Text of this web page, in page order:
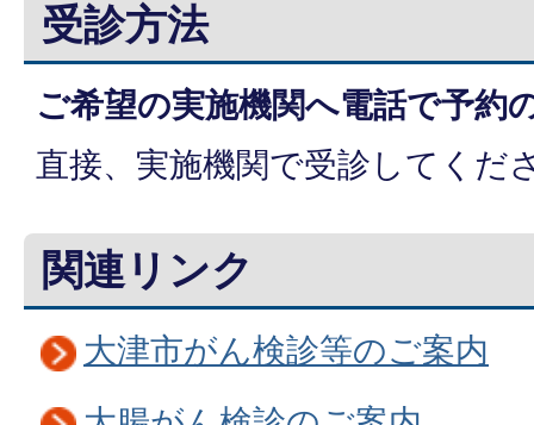
受診方法
ご希望の実施機関へ電話で予約
直接、実施機関で受診してくだ
関連リンク
大津市がん検診等のご案内